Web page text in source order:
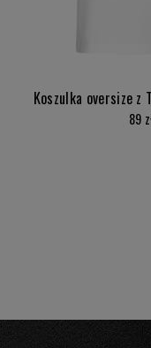
Koszulka oversize z
89